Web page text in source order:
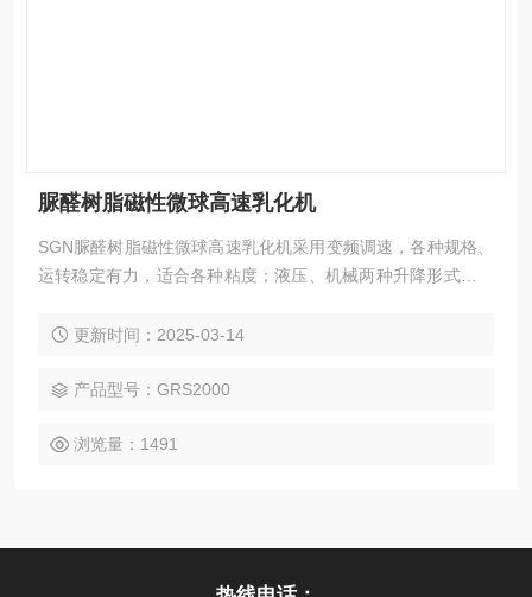
脲醛树脂磁性微球高速乳化机
SGN脲醛树脂磁性微球高速乳化机采用变频调速，各种规格、
运转稳定有力，适合各种粘度；液压、机械两种升降形式，升
作维护简单。
更新时间：2025-03-14
产品型号：GRS2000
浏览量：1491